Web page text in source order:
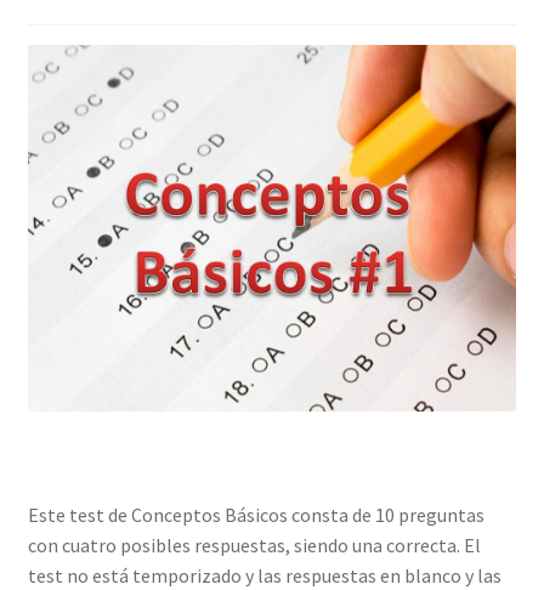
Este test de Conceptos Básicos consta de 10 preguntas
con cuatro posibles respuestas, siendo una correcta. El
test no está temporizado y las respuestas en blanco y las